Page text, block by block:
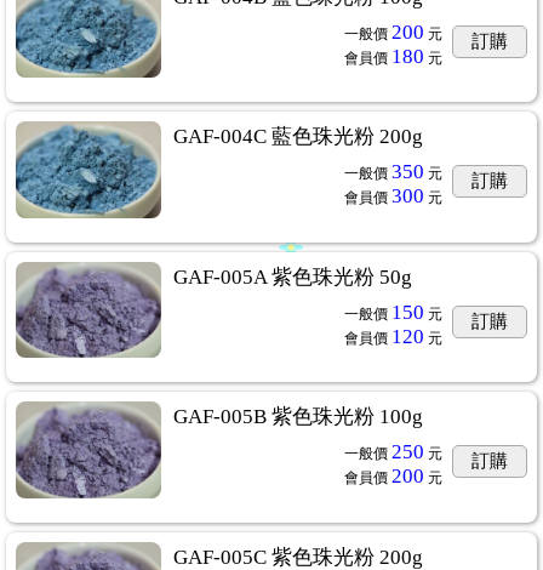
一般價 200 元
會員價 180 元
訂購
GAF-004C 藍色珠光粉 200g
一般價 350 元
會員價 300 元
訂購
GAF-005A 紫色珠光粉 50g
一般價 150 元
會員價 120 元
訂購
GAF-005B 紫色珠光粉 100g
一般價 250 元
會員價 200 元
訂購
GAF-005C 紫色珠光粉 200g